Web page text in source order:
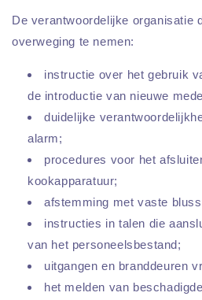
De verantwoordelijke organisatie
overweging te nemen:
instructie over het gebruik
de introductie van nieuwe
duidelijke
alarm;
procedures voor het
kookapparatuur;
afstemming met vaste
instructies in talen die
van het personeelsbestand;
uitgangen en branddeuren
het melden van